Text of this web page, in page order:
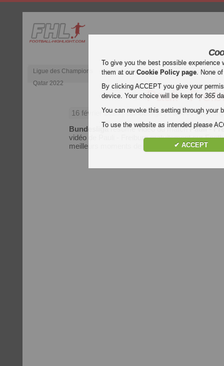
Ligue des Champions Premier League anglaise
Liga
Qatar 2022
Pauli -
16 février 2025| Bundesliga | Pauli vs
Bundesliga résumé vidéo du matchPauli -
vidéo de Pauli - Freiburg gratuitement sur
meilleurs moments de chaque match du
To give you the best possible
them at ourCookie Policy page. None
By clicking ACCEPT you give your
device. Your choice will be kept for365
You can revoke this setting through your
To use the website as intended please
✔ ACCEPT